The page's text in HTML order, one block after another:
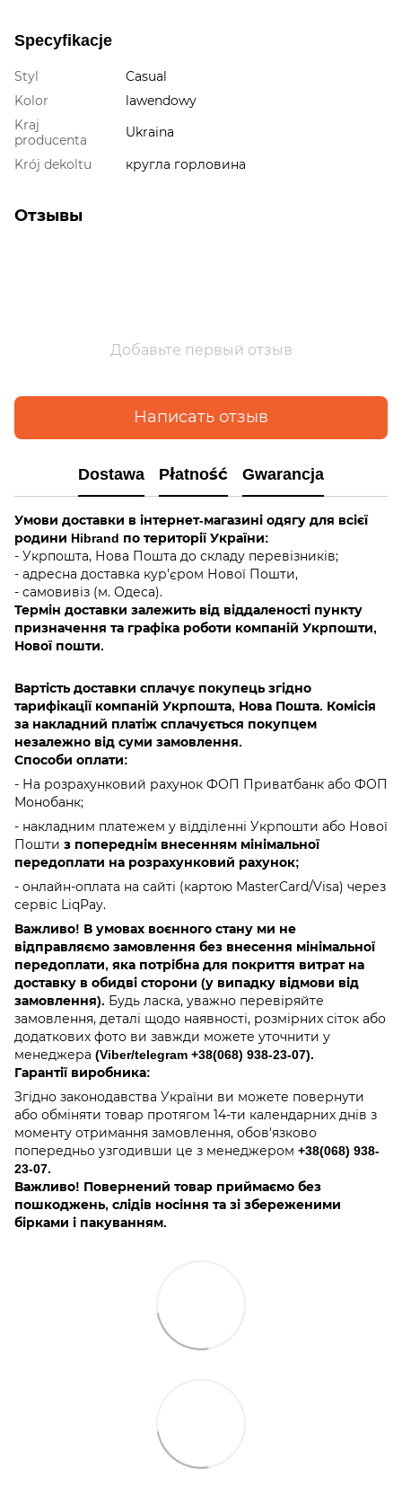
Specyfikacje
Styl
Casual
Kolor
lawendowy
Kraj
producenta
Ukraina
Krój dekoltu
кругла горловина
Отзывы
Добавьте первый отзыв
Написать отзыв
Dostawa Płatność Gwarancja
Умови доставки в інтернет-магазині одягу для всієї
родини Hibrand по території України:
- Укрпошта, Нова Пошта до складу перевізників;
- адресна доставка кур'єром Нової Пошти,
- самовивіз (м. Одеса).
Термін доставки залежить від віддаленості пункту
призначення та графіка роботи компаній Укрпошти,
Нової пошти.
Вартість доставки сплачує покупець згідно
тарифікації компаній Укрпошта, Нова Пошта. Комісія
за накладний платіж сплачується покупцем
незалежно від суми замовлення.
Способи оплати:
- На розрахунковий рахунок ФОП Приватбанк або ФОП
Монобанк;
- накладним платежем у відділенні Укрпошти або Нової
Пошти з попереднім внесенням мінімальної
передоплати на розрахунковий рахунок;
- онлайн-оплата на сайті (картою MasterCard/Visa) через
сервіс LiqPay.
Важливо! В умовах воєнного стану ми не
відправляємо замовлення без внесення мінімальної
передоплати, яка потрібна для покриття витрат на
доставку в обидві сторони (у випадку відмови від
замовлення). Будь ласка, уважно перевіряйте
замовлення, деталі щодо наявності, розмірних сіток або
додаткових фото ви завжди можете уточнити у
менеджера (Viber/telegram +38(068) 938-23-07).
Гарантії виробника:
Згідно законодавства України ви можете повернути
або обміняти товар протягом 14-ти календарних днів з
моменту отримання замовлення, обов'язково
попередньо узгодивши це з менеджером +38(068) 938-
23-07.
Важливо! Повернений товар приймаємо без
пошкоджень, слідів носіння та зі збереженими
бірками і пакуванням.